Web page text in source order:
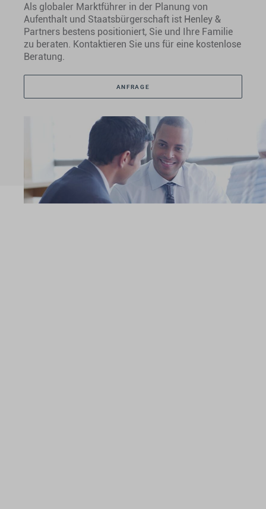
Als globaler Marktführer in der Planung von
Aufenthalt und Staatsbürgerschaft ist Henley &
Partners bestens positioniert, Sie und Ihre Familie
zu beraten. Kontaktieren Sie uns für eine kostenlose
Beratung.
ANFRAGE